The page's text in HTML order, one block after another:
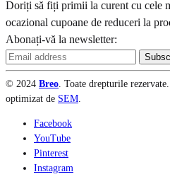
Doriți să fiți primii la curent cu cele
ocazional cupoane de reduceri la
Abonați-vă la newsletter:
© 2024 Breo . Toate drepturile
optimizat de SEM
Facebook
YouTube
Pinterest
Instagram